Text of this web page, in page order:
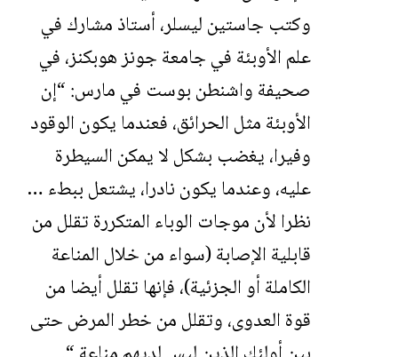
وكتب جاستين ليسلر، أستاذ مشارك في
علم الأوبئة في جامعة جونز هوبكنز، في
صحيفة واشنطن بوست في مارس: “إن
الأوبئة مثل الحرائق، فعندما يكون الوقود
وفيرا، يغضب بشكل لا يمكن السيطرة
عليه، وعندما يكون نادرا، يشتعل ببطء …
نظرا لأن موجات الوباء المتكررة تقلل من
قابلية الإصابة (سواء من خلال المناعة
الكاملة أو الجزئية)، فإنها تقلل أيضا من
قوة العدوى، وتقلل من خطر المرض حتى